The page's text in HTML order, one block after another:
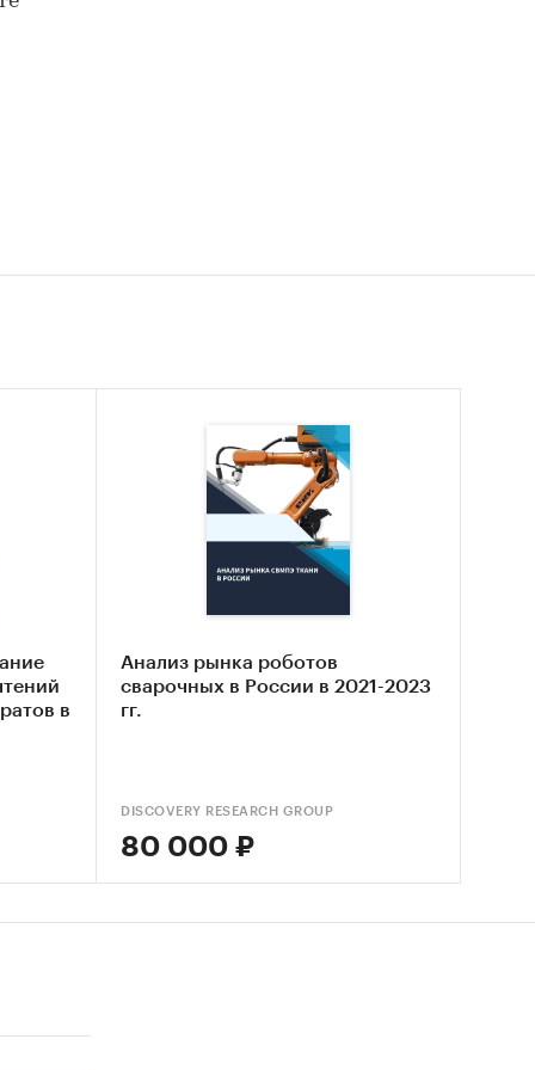
.
с
в
Анализ рынка роботов
сварочных в России в 2021-2023
гг.
DISCOVERY RESEARCH GROUP
80 000 ₽